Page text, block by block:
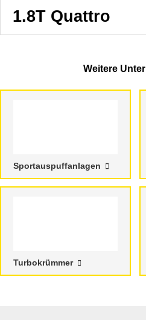
1.8T Quattro
Weitere
Sportauspuffanlagen
Turbokrümmer